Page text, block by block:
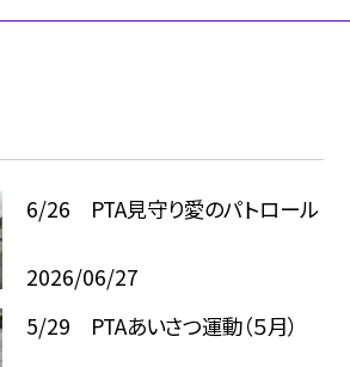
6/26 PTA見守り愛のパトロール
2026/06/27
5/29 PTAあいさつ運動（５月）